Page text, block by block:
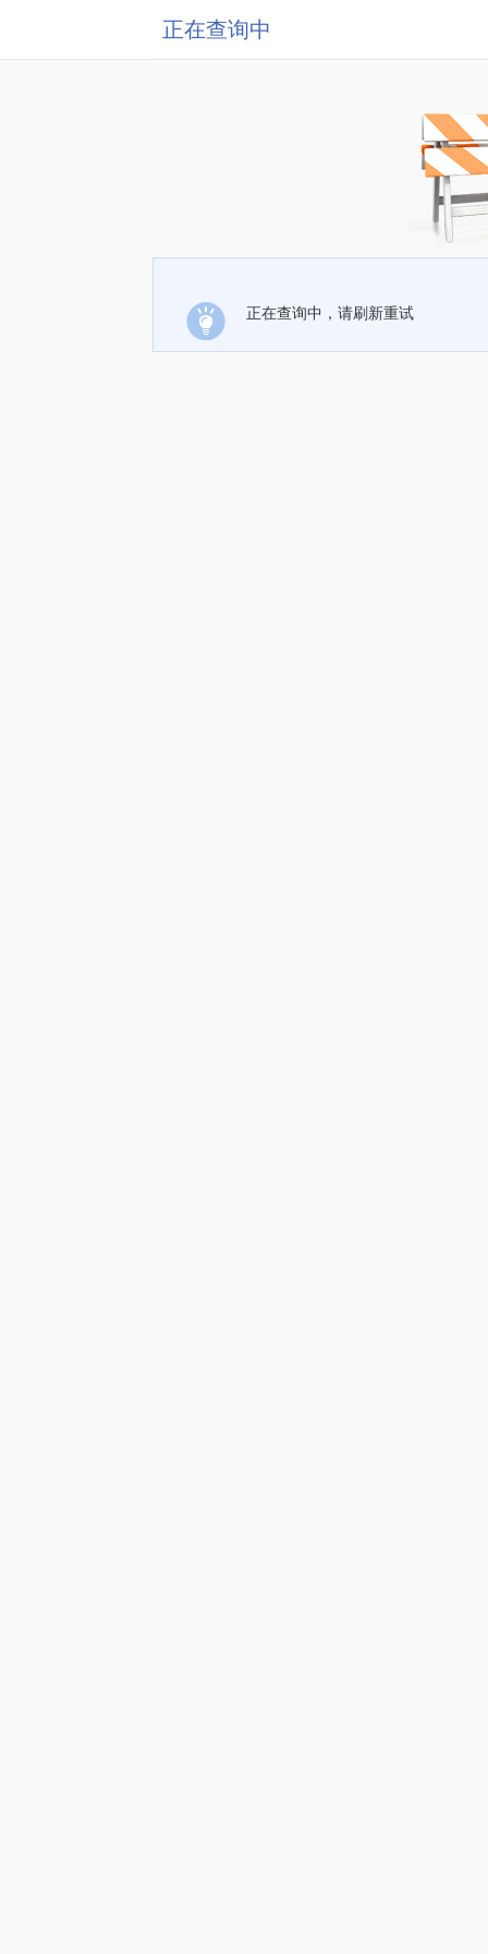
正在查询中
正在查询中，请刷新重试